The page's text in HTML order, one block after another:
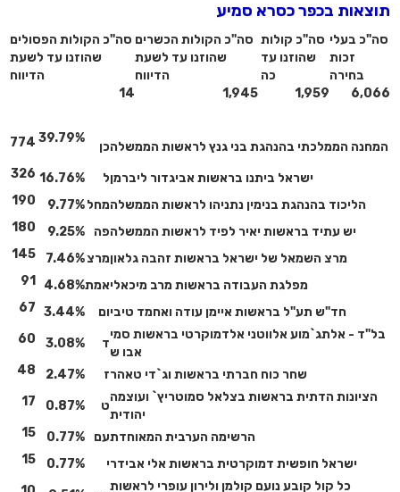
תוצאות בכפר כסרא סמיע
סה"כ בעלי
זכות
בחירה
סה"כ קולות
שהוזנו עד
כה
סה"כ הקולות הכשרים
שהוזנו עד לשעת
הדיווח
סה"כ הקולות הפסולים
שהוזנו עד לשעת
הדיווח
6,066
1,959
1,945
14
המחנה הממלכתי בהנהגת בני גנץ לראשות הממשלהכן
39.79%
774
ישראל ביתנו בראשות אביגדור ליברמןל 16.76%
326
הליכוד בהנהגת בנימין נתניהו לראשות הממשלהמחל9.77%
190
יש עתיד בראשות יאיר לפיד לראשות הממשלהפה 9.25%
180
מרצ השמאל של ישראל בראשות זהבה גלאוןמרצ7.46%
145
מפלגת העבודה בראשות מרב מיכאליאמת4.68%
91
חד"ש תע"ל בראשות איימן עודה ואחמד טיביום 3.44%
67
בל"ד - אלתג`מוע אלווטני אלדמוקרטי בראשות סמי
אבו ש
3.08%
60
שחר כוח חברתי בראשות וג`די טאהרז 2.47%
48
הציונות הדתית בראשות בצלאל סמוטריץ` ועוצמה
יהודית
0.87%
17
הרשימה הערבית המאוחדתעם 0.77%
15
ישראל חופשית דמוקרטית בראשות אלי אבידרי 0.77%
15
כל קול קובע נועם קולמן ולירון עופרי לראשות